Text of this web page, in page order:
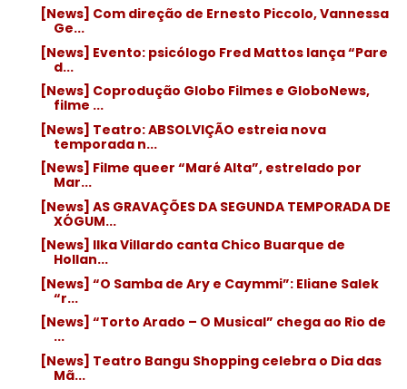
[News] Com direção de Ernesto Piccolo, Vannessa
Ge...
[News] Evento: psicólogo Fred Mattos lança “Pare
d...
[News] Coprodução Globo Filmes e GloboNews,
filme ...
[News] Teatro: ABSOLVIÇÃO estreia nova
temporada n...
[News] Filme queer “Maré Alta”, estrelado por
Mar...
[News] AS GRAVAÇÕES DA SEGUNDA TEMPORADA DE
XÓGUM...
[News] Ilka Villardo canta Chico Buarque de
Hollan...
[News] “O Samba de Ary e Caymmi”: Eliane Salek
“r...
[News] “Torto Arado – O Musical” chega ao Rio de
...
[News] Teatro Bangu Shopping celebra o Dia das
Mã...